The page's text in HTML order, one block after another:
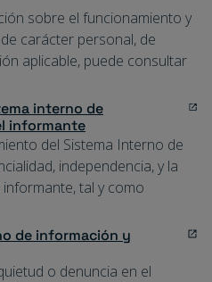
sobre el funcionamiento y
carácter personal, de
aplicable, puede consultar
interno de
informante
del Sistema Interno de
independencia, y la
tal y como
de información y
o denuncia en el